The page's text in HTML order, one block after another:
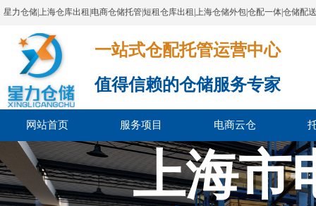
星力仓储|上海仓库出租|电商仓储托管|短租仓库出租|上海仓储外包|仓配一体|仓储配
一站式仓配托管运营中心​​​​​​​​​​​​​​​​​
值得信赖的仓储服务专家
网站首页 服务项目 电商云仓
上海市